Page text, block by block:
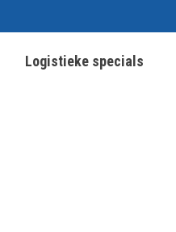
Logistieke specials